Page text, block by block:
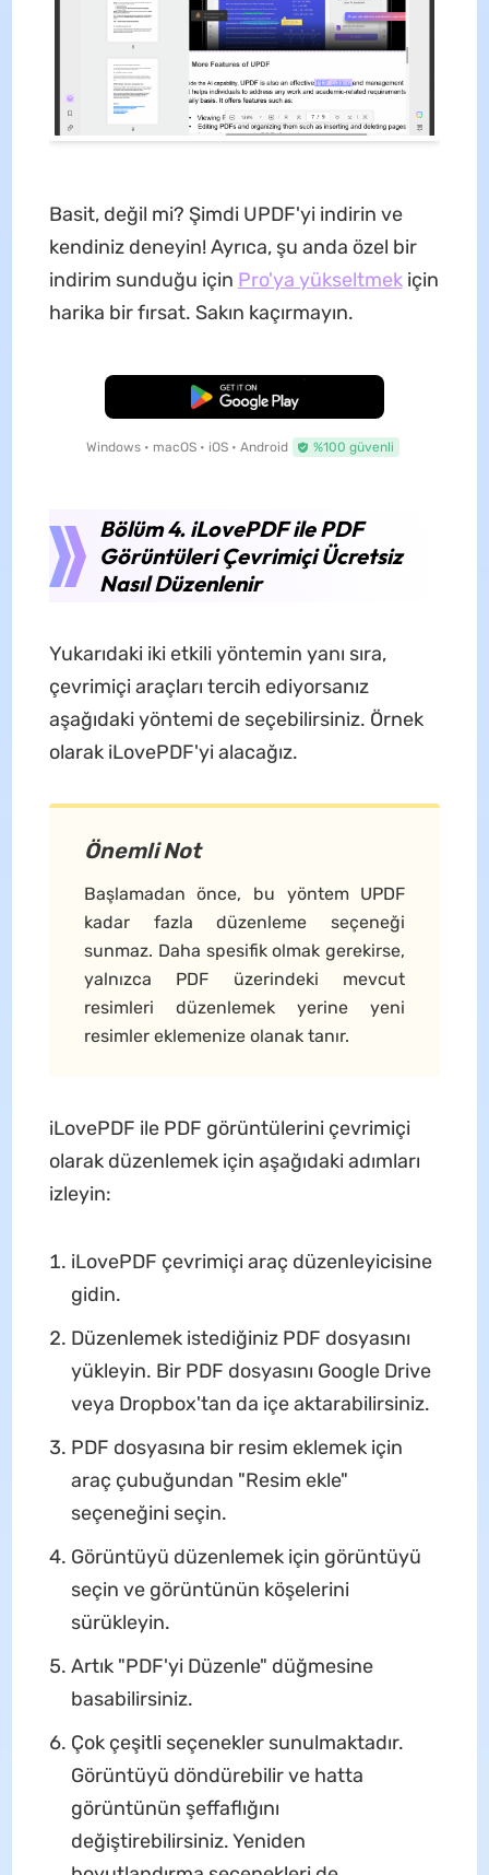
Basit, değil mi? Şimdi UPDF'yi indirin ve
kendiniz deneyin! Ayrıca, şu anda özel bir
indirim sunduğu için Pro'ya yükseltmekiçin
harika bir fırsat. Sakın kaçırmayın.
Ücretsiz İndirme
Windows • macOS • iOS • Android %100 güvenli
Bölüm 4. iLovePDF ile PDF
Görüntüleri Çevrimiçi Ücretsiz
Nasıl Düzenlenir
Yukarıdaki iki etkili yöntemin yanı sıra,
çevrimiçi araçları tercih ediyorsanız
aşağıdaki yöntemi de seçebilirsiniz. Örnek
olarak iLovePDF'yi alacağız.
Önemli Not
Başlamadan önce, bu yöntem UPDF
kadar fazla düzenleme seçeneği
sunmaz. Daha spesifik olmak gerekirse,
yalnızca PDF üzerindeki mevcut
resimleri düzenlemek yerine yeni
resimler eklemenize olanak tanır.
iLovePDF ile PDF görüntülerini çevrimiçi
olarak düzenlemek için aşağıdaki adımları
izleyin:
iLovePDF çevrimiçi araç düzenleyicisine
gidin.
Düzenlemek istediğiniz PDF dosyasını
yükleyin. Bir PDF dosyasını Google Drive
veya Dropbox'tan da içe aktarabilirsiniz.
PDF dosyasına bir resim eklemek için
araç çubuğundan "Resim ekle"
seçeneğini seçin.
Görüntüyü düzenlemek için görüntüyü
seçin ve görüntünün köşelerini
sürükleyin.
Artık "PDF'yi Düzenle" düğmesine
basabilirsiniz.
Çok çeşitli seçenekler sunulmaktadır.
Görüntüyü döndürebilir ve hatta
görüntünün şeffaflığını
değiştirebilirsiniz. Yeniden